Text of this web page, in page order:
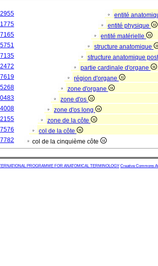
entité
entité physique
entité matérielle
structure anatomique
structure anatomique
partie cardinale d'organe
région d'organe
zone d'organe
zone d'os
zone d'os long
zone de la côte
col de la côte
col de la cinquième côte
PROGRAMME FOR ANATOMICAL TERMINOLOGY Creative Commons